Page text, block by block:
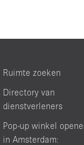
Ruimte zoeken
Directory van
dienstverleners
Pop-up winkel
in Amsterdam: